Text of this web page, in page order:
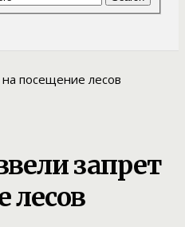
запрет
лесов